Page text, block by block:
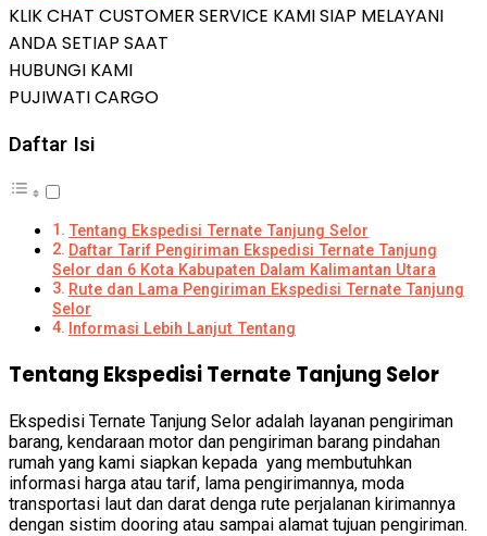
KLIK CHAT CUSTOMER SERVICE KAMI SIAP MELAYANI
ANDA SETIAP SAAT
HUBUNGI KAMI
PUJIWATI CARGO
Daftar Isi
Tentang Ekspedisi Ternate Tanjung Selor
Daftar Tarif Pengiriman Ekspedisi Ternate Tanjung
Selor dan 6 Kota Kabupaten Dalam Kalimantan Utara
Rute dan Lama Pengiriman Ekspedisi Ternate Tanjung
Selor
Informasi Lebih Lanjut Tentang
Tentang Ekspedisi Ternate Tanjung Selor
Ekspedisi Ternate Tanjung Selor adalah layanan pengiriman
barang, kendaraan motor dan pengiriman barang pindahan
rumah yang kami siapkan kepada yang membutuhkan
informasi harga atau tarif, lama pengirimannya, moda
transportasi laut dan darat denga rute perjalanan kirimannya
dengan sistim dooring atau sampai alamat tujuan pengiriman.